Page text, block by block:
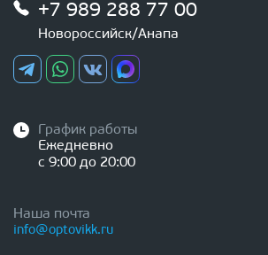
+7 989 288 77 00
Новороссийск/Анапа
График работы
Ежедневно
с 9:00 до 20:00
Наша почта
info@optovikk.ru